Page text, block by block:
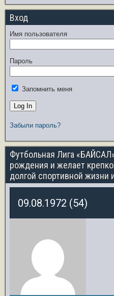
Вход
Имя пользователя
Пароль
Запомнить меня
Забыли пароль?
Футбольная Лига
рождения и желает
долгой спортивной жизни
09.08.1972 (54)